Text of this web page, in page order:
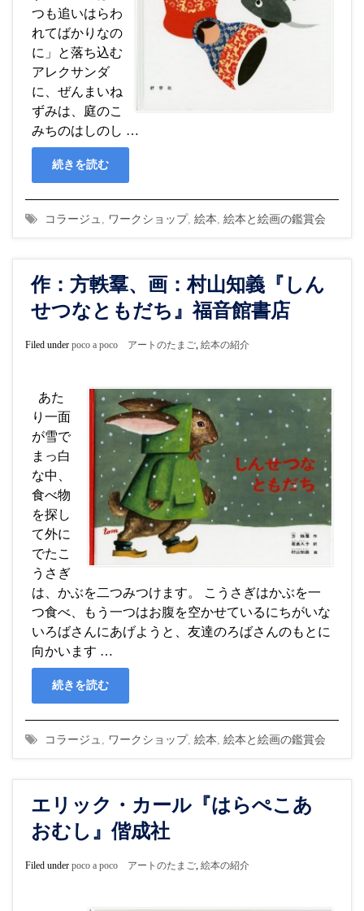
つも追いはらわ
れてばかりなの
に」と落ち込む
アレクサンダ
に、ぜんまいね
ずみは、庭のこ
みちのはしのし …
続きを読む
コラージュ ワークショップ, 絵本 絵本と絵画の鑑賞会
作：方軼羣、画：村山知義『しん
せつなともだち』福音館書店
Filed under poco a poco アートのたまご, 絵本の紹介
あた
り一面
が雪で
まっ白
な中、
食べ物
を探し
て外に
でたこ
うさぎ
は、かぶを二つみつけます。 こうさぎはかぶを一
つ食べ、もう一つはお腹を空かせているにちがいな
いろばさんにあげようと、友達のろばさんのもとに
向かいます …
続きを読む
コラージュ ワークショップ, 絵本 絵本と絵画の鑑賞会
エリック・カール『はらぺこあ
おむし』偕成社
Filed under poco a poco アートのたまご, 絵本の紹介